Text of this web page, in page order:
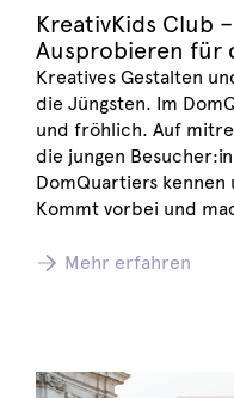
KreativKids Club
Ausprobieren für
Kreatives Gestalten
die Jüngsten. Im
und fröhlich. Auf
die jungen
DomQuartiers
Kommt vorbei und
Mehr erfahren